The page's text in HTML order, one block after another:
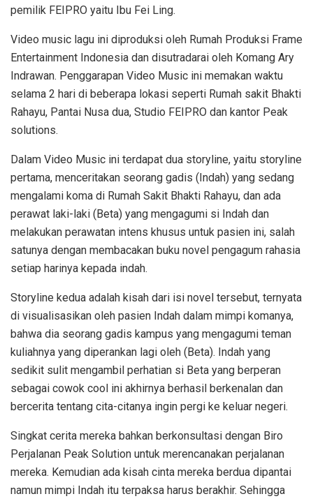
pemilik FEIPRO yaitu Ibu Fei Ling.
Video music lagu ini diproduksi oleh Rumah Produksi Frame
Entertainment Indonesia dan disutradarai oleh Komang Ary
Indrawan. Penggarapan Video Music ini memakan waktu
selama 2 hari di beberapa lokasi seperti Rumah sakit Bhakti
Rahayu, Pantai Nusa dua, Studio FEIPRO dan kantor Peak
solutions.
Dalam Video Music ini terdapat dua storyline, yaitu storyline
pertama, menceritakan seorang gadis (Indah) yang sedang
mengalami koma di Rumah Sakit Bhakti Rahayu, dan ada
perawat laki-laki (Beta) yang mengagumi si Indah dan
melakukan perawatan intens khusus untuk pasien ini, salah
satunya dengan membacakan buku novel pengagum rahasia
setiap harinya kepada indah.
Storyline kedua adalah kisah dari isi novel tersebut, ternyata
di visualisasikan oleh pasien Indah dalam mimpi komanya,
bahwa dia seorang gadis kampus yang mengagumi teman
kuliahnya yang diperankan lagi oleh (Beta). Indah yang
sedikit sulit mengambil perhatian si Beta yang berperan
sebagai cowok cool ini akhirnya berhasil berkenalan dan
bercerita tentang cita-citanya ingin pergi ke keluar negeri.
Singkat cerita mereka bahkan berkonsultasi dengan Biro
Perjalanan Peak Solution untuk merencanakan perjalanan
mereka. Kemudian ada kisah cinta mereka berdua dipantai
namun mimpi Indah itu terpaksa harus berakhir. Sehingga